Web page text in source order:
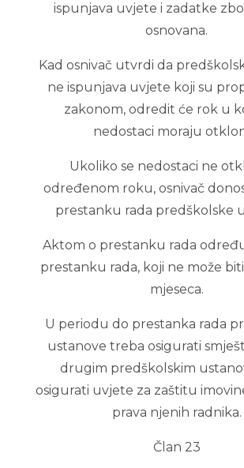
ispunjava uvjete i zadatke
osnovana.
Kad osnivač utvrdi da
ne ispunjava uvjete koji su
zakonom, odredit će rok u
nedostaci moraju
Ukoliko se nedostaci ne
određenom roku, osnivač
prestanku rada predškolske
Aktom o prestanku rada
prestanku rada, koji ne može
mjeseca.
U periodu do prestanka rada
ustanove treba osigurati
drugim predškolskim
osigurati uvjete za zaštitu
prava njenih radnika.
Član 23